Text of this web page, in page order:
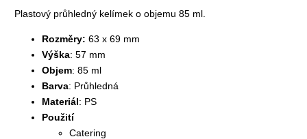
Plastový průhledný kelímek o objemu 85 ml.
Rozměry: 63 x 69 mm
Výška: 57 mm
Objem: 85 ml
Barva: Průhledná
Materiál: PS
Použití
Catering